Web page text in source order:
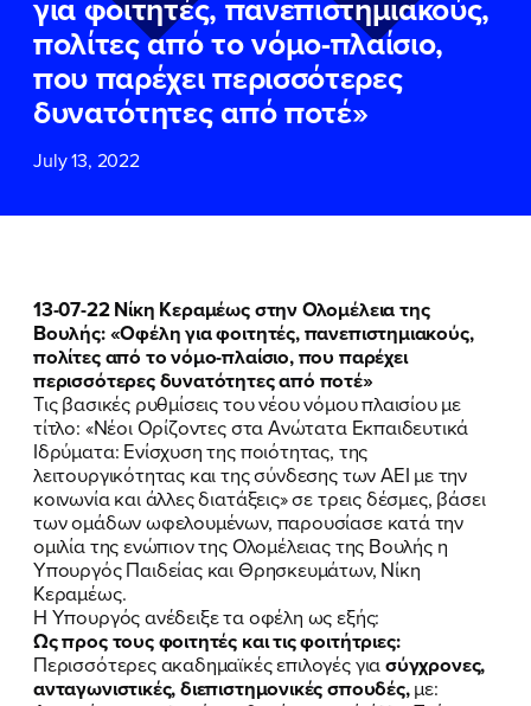
πολίτες από το νόμο-πλαίσιο,
που παρέχει περισσότερες
δυνατότητες από ποτέ»
July 13, 2022
13-07-22 Νίκη Κεραμέως στην Ολομέλεια της
Βουλής: «Οφέλη για φοιτητές, πανεπιστημιακούς,
πολίτες από το νόμο-πλαίσιο, που παρέχει
περισσότερες δυνατότητες από ποτέ»
Τις βασικές ρυθμίσεις του νέου νόμου πλαισίου με
τίτλο: «Νέοι Ορίζοντες στα Ανώτατα Εκπαιδευτικά
Ιδρύματα: Ενίσχυση της ποιότητας, της
λειτουργικότητας και της σύνδεσης των ΑΕΙ με την
κοινωνία και άλλες διατάξεις» σε τρεις δέσμες, βάσει
των ομάδων ωφελουμένων, παρουσίασε κατά την
ομιλία της ενώπιον της Ολομέλειας της Βουλής η
Υπουργός Παιδείας και Θρησκευμάτων, Νίκη
Κεραμέως.
Η Υπουργός ανέδειξε τα οφέλη ως εξής:
Ως προς τους φοιτητές και τις φοιτήτριες:
Περισσότερες ακαδημαϊκές επιλογές γιασύγχρονες,
ανταγωνιστικές, διεπιστημονικές σπουδές,με:
ΕΠΙΘΕΤΟ*
ΤΗΛΕΦΩΝΟ*
Δεδομένων
Όρους
Χρήσηςτου δικτυακού τόπου του
Πολιτικού Γραφείου της Βουλευτού
Νίκης Κεραμέως
ΥΠΟΒΟΛΗ
ΕΠΙΘΕΤΟ*
ΤΗΛΕΦΩΝΟ
Δεδομένων
Όρους
Χρήσηςτου δικτυακού τόπου του
Πολιτικού Γραφείου της Βουλευτού
Νίκης Κεραμέως
ΥΠΟΒΟΛΗ